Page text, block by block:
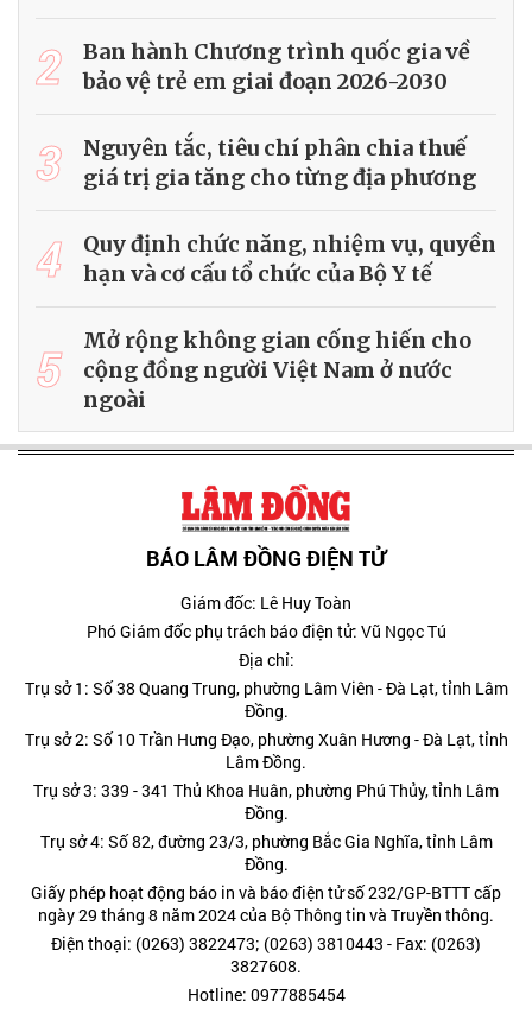
2
Ban hành Chương trình quốc gia về
bảo vệ trẻ em giai đoạn 2026-2030
3
Nguyên tắc, tiêu chí phân chia thuế
giá trị gia tăng cho từng địa phương
4
Quy định chức năng, nhiệm vụ, quyền
hạn và cơ cấu tổ chức của Bộ Y tế
5
Mở rộng không gian cống hiến cho
cộng đồng người Việt Nam ở nước
ngoài
BÁO LÂM ĐỒNG ĐIỆN TỬ
Giám đốc: Lê Huy Toàn
Phó Giám đốc phụ trách báo điện tử: Vũ Ngọc Tú
Địa chỉ:
Trụ sở 1: Số 38 Quang Trung, phường Lâm Viên - Đà Lạt, tỉnh Lâm
Đồng.
Trụ sở 2: Số 10 Trần Hưng Đạo, phường Xuân Hương - Đà Lạt, tỉnh
Lâm Đồng.
Trụ sở 3: 339 - 341 Thủ Khoa Huân, phường Phú Thủy, tỉnh Lâm
Đồng.
Trụ sở 4: Số 82, đường 23/3, phường Bắc Gia Nghĩa, tỉnh Lâm
Đồng.
Giấy phép hoạt động báo in và báo điện tử số 232/GP-BTTT cấp
ngày 29 tháng 8 năm 2024 của Bộ Thông tin và Truyền thông.
Điện thoại: (0263) 3822473; (0263) 3810443 - Fax: (0263)
3827608.
Hotline: 0977885454